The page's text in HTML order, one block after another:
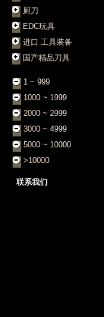
厨刀
EDC玩具
进口 工具装备
国产精品刀具
1 ~ 999
1000 ~ 1999
2000 ~ 2999
3000 ~ 4999
5000 ~ 10000
>10000
联系我们